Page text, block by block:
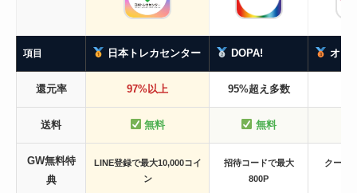
項目 日本トレカセンター DOPA! オリ
還元率 97%以上 95%超え多数
送料 無料 無料
GW無料特
典
LINE登録で最大10,000コイ
ン
招待コードで最大
800P
クーポ